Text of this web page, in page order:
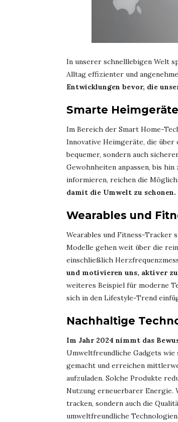
In unserer schnelllebigen Welt
Alltag effizienter und
Entwicklungen bevor, die
Smarte Heimgeräte
Im Bereich der Smart Home-
Innovative Heimgeräte, die
bequemer, sondern auch
Gewohnheiten anpassen, bis
informieren, reichen die
damit die Umwelt zu schonen.
Wearables und
Wearables und Fitness-Tracker
Modelle gehen weit über die
einschließlich
und motivieren uns, aktiver
weiteres Beispiel für moderne
sich in den Lifestyle-Trend
Nachhaltige
Im Jahr 2024 nimmt das
Umweltfreundliche Gadgets
gemacht und erreichen
aufzuladen. Solche Produkte
Nutzung erneuerbarer Energie.
tracken, sondern auch die
umweltfreundliche